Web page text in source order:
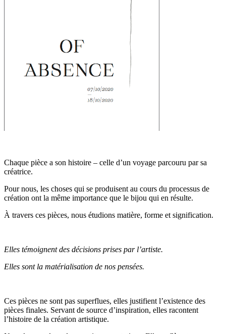
Chaque pièce a son histoire – celle d’un voyage parcouru par sa
créatrice.
Pour nous, les choses qui se produisent au cours du processus de
création ont la même importance que le bijou qui en résulte.
À travers ces pièces, nous étudions matière, forme et signification.
Elles témoignent des décisions prises par l’artiste.
Elles sont la matérialisation de nos pensées.
Ces pièces ne sont pas superflues, elles justifient l’existence des
pièces finales. Servant de source d’inspiration, elles racontent
l’histoire de la création artistique.